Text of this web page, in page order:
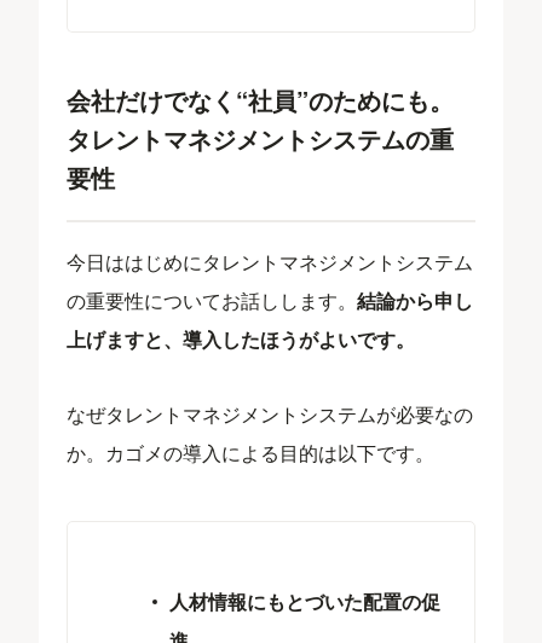
会社だけでなく“社員”のためにも。
タレントマネジメントシステムの重
要性
今日ははじめにタレントマネジメントシステム
の重要性についてお話しします。結論から申し
上げますと、導入したほうがよいです。
なぜタレントマネジメントシステムが必要なの
か。カゴメの導入による目的は以下です。​
人材情報にもとづいた配置の促